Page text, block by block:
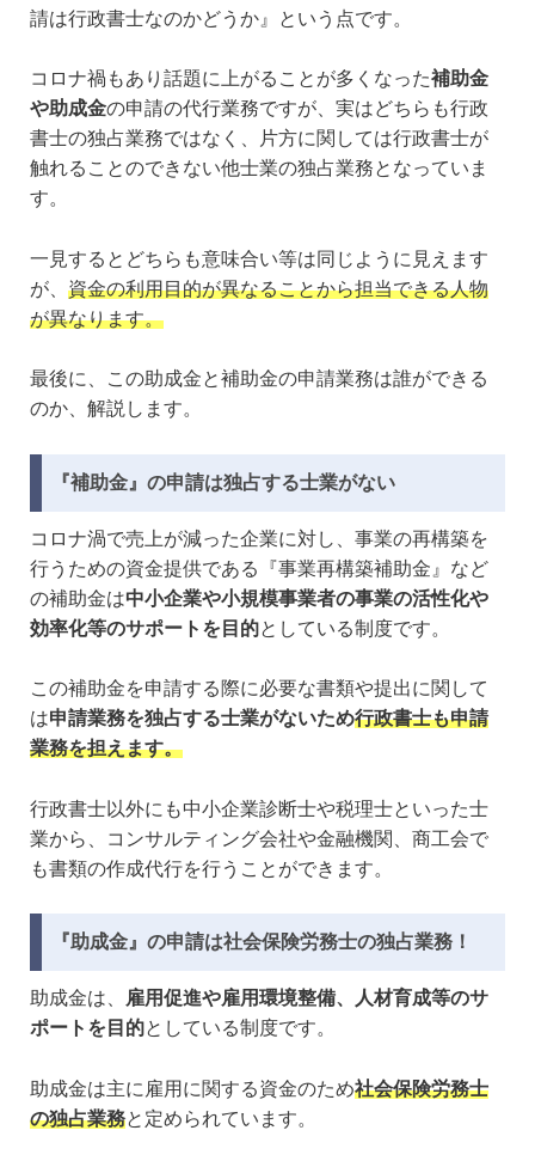
請は行政書士なのかどうか』という点です。
コロナ禍もあり話題に上がることが多くなった補助金
や助成金の申請の代行業務ですが、実はどちらも行政
書士の独占業務ではなく、片方に関しては行政書士が
触れることのできない他士業の独占業務となっていま
す。
一見するとどちらも意味合い等は同じように見えます
が、 資金の利用目的が異なることから担当できる人物
が異なります。
最後に、この助成金と補助金の申請業務は誰ができる
のか、解説します。
『補助金』の申請は独占する士業がない
コロナ渦で売上が減った企業に対し、事業の再構築を
行うための資金提供である『事業再構築補助金』など
の補助金は中小企業や小規模事業者の事業の活性化や
効率化等のサポートを目的としている制度です。
この補助金を申請する際に必要な書類や提出に関して
は申請業務を独占する士業がないため行政書士も申請
業務を担えます。
行政書士以外にも中小企業診断士や税理士といった士
業から、コンサルティング会社や金融機関、商工会で
も書類の作成代行を行うことができます。
『助成金』の申請は社会保険労務士の独占業務！
助成金は、
雇用促進や雇用環境整備、人材育成等のサ
ポートを目的としている制度です。
助成金は主に雇用に関する資金のため社会保険労務士
の独占業務と定められています。